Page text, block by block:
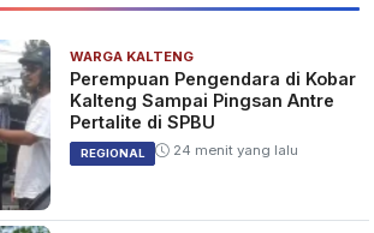
WARGA KALTENG
Perempuan Pengendara di Kobar
Kalteng Sampai Pingsan Antre
Pertalite di SPBU
REGIONAL 24 menit yang lalu